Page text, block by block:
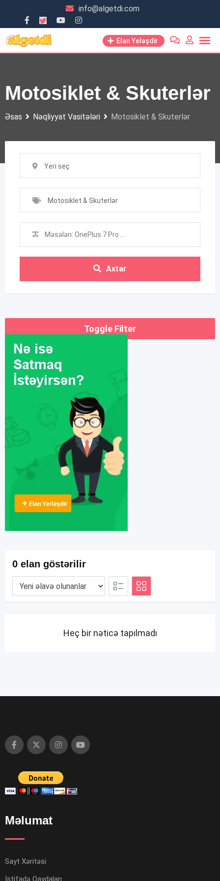
content
info@algetdi.com
Elan Yeləşdir
Motosiklet & Skuterlər
Əsas Nəqliyyat Vasitələri Motosiklet & Skuterlər
Yeri seç
Motosiklet & Skuterlər
Axtar
Toggle Filter
0 elan göstərilir
Heç bir nəticə tapılmadı
Məlumat
Sayt Xəritəsi
İstifadə Qaydaları